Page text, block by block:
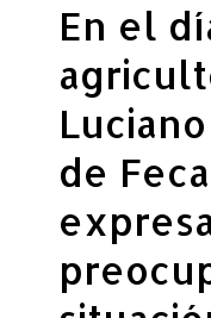
En el
de